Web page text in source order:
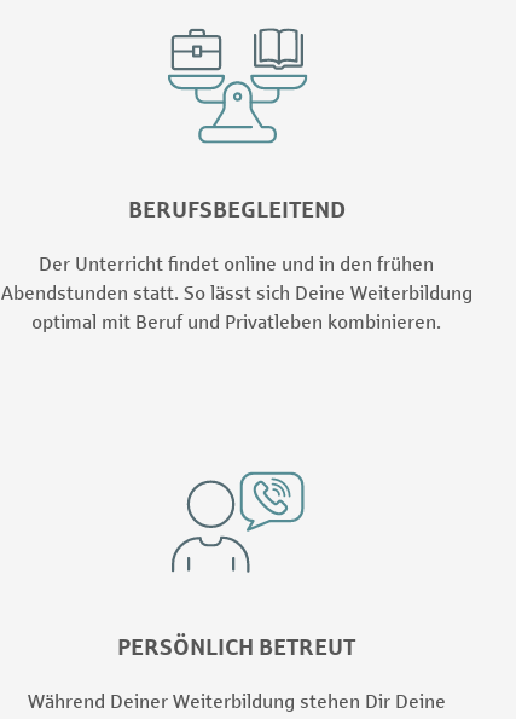
BERUFSBEGLEITEND
Der Unterricht findet online und in den frühen
Abendstunden statt. So lässt sich Deine Weiterbildung
optimal mit Beruf und Privatleben kombinieren.
PERSÖNLICH BETREUT
Während Deiner Weiterbildung stehen Dir Deine